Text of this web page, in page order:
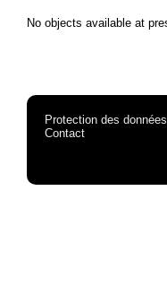
No objects available at
Protection des données
Contact